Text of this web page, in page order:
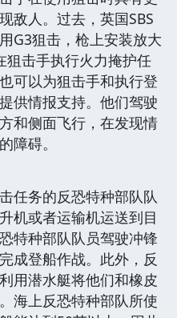
敌人。过去，英国SBS
G3狙击，枪上安装放大
狙击手执行火力掩护任
可以为狙击手和执行登
供情报支持。他们驾驶
和侧面飞行，在发现情
障碍。
任务的反恐特种部队队
机或者运输机运送到目
特种部队队员驾驶冲锋
成登船作战。此外，反
用潜水艇将他们和橡皮
海上反恐特种部队所使